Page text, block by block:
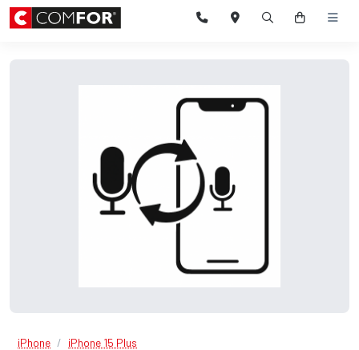
iPhone iPhone 15 Plus